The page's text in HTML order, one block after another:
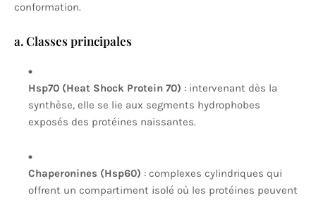
conformation.
a. Classes principales
Hsp70 (Heat Shock Protein 70) : intervenant dès la
synthèse, elle se lie aux segments hydrophobes
exposés des protéines naissantes.
Chaperonines (Hsp60) : complexes cylindriques qui
offrent un compartiment isolé où les protéines peuvent